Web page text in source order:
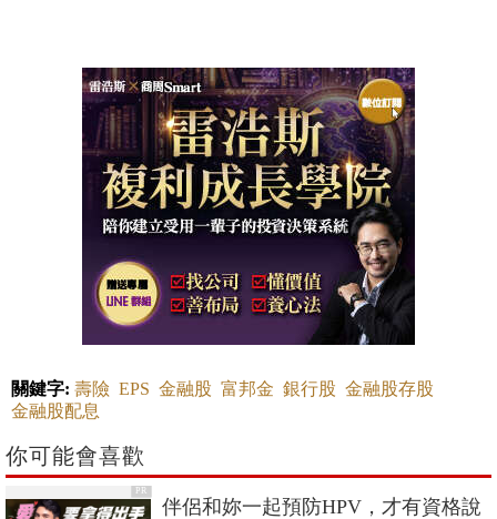
關鍵字: 壽險 EPS 金融股 富邦金 銀行股 金融股存股
金融股配息
你可能會喜歡
PR
伴侶和妳一起預防HPV，才有資格說